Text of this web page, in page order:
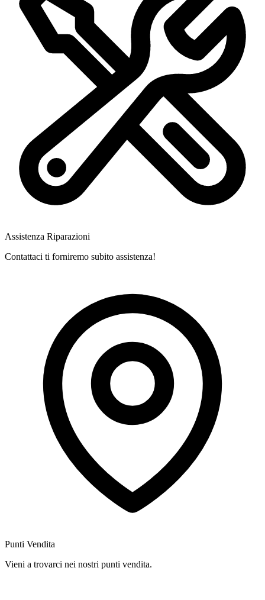
Assistenza Riparazioni
Contattaci ti forniremo subito assistenza!
Punti Vendita
Vieni a trovarci nei nostri punti vendita.